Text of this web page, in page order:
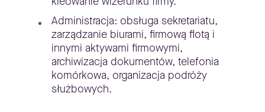
Administracja: obsługa sekretariatu,
zarządzanie biurami, firmową flotą i
innymi aktywami firmowymi,
archiwizacja dokumentów, telefonia
komórkowa, organizacja podróży
służbowych.